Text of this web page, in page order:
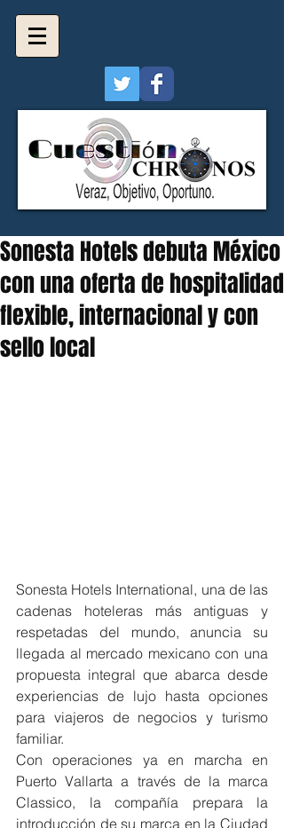
Sonesta Hotels debuta México
con una oferta de hospitalidad
flexible, internacional y con
sello local
Sonesta Hotels International, una de las
cadenas hoteleras más antiguas y
respetadas del mundo, anuncia su
llegada al mercado mexicano con una
propuesta integral que abarca desde
experiencias de lujo hasta opciones
para viajeros de negocios y turismo
familiar.
Con operaciones ya en marcha en
Puerto Vallarta a través de la marca
Classico, la compañía prepara la
introducción de su marca en la Ciudad